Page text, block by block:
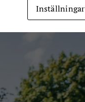
Inställningar